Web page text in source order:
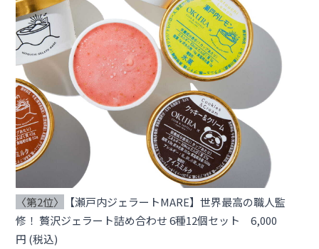
〈第2位〉
【瀬戸内ジェラートMARE】世界最高の職人監
修！ 贅沢ジェラート詰め合わせ 6種12個セット 6,000
円 (税込)